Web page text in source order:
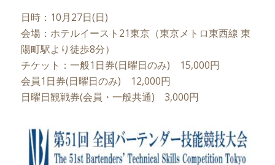
日時：10月27日(日)
会場：ホテルイースト21東京（東京メトロ東西線 東
陽町駅より徒歩8分）
チケット：一般1日券(日曜日のみ) 15,000円
会員1日券(日曜日のみ) 12,000円
日曜日観戦券(会員・一般共通) 3,000円